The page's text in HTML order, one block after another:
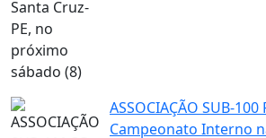
ASSOCIAÇÃO SUB-
Campeonato Interno